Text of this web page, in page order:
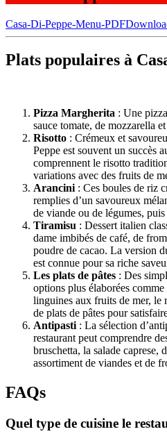
Casa-Di-Peppe-Menu-PDF
Plats populaires à
Pizza Margherita : Une
sauce tomate, de mozzarella
Risotto : Crémeux et
Peppe est souvent un succès
comprennent le risotto
variations avec des fruits de
Arancini : Ces boules de riz
remplies d’un savoureux
de viande ou de légumes,
Tiramisu : Dessert italien
dame imbibés de café, de
poudre de cacao. La version
est connue pour sa riche
Les plats de pâtes : Des
options plus élaborées
linguines aux fruits de mer, le
de plats de pâtes pour
Antipasti : La sélection
restaurant peut comprendre
bruschetta, la salade caprese,
assortiment de viandes et de
FAQs
Quel type de cuisine le